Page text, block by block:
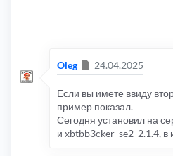
Oleg Сообщение
24.04.2025
Если вы имете ввиду
пример показал.
Сегодня установил на
и xbtbb3cker_se2_2.1.4, в